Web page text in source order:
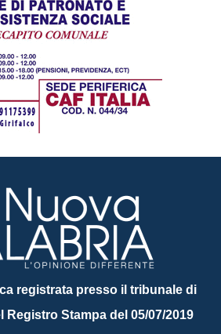
registrata presso il tribunale di
Registro Stampa del 05/07/2019